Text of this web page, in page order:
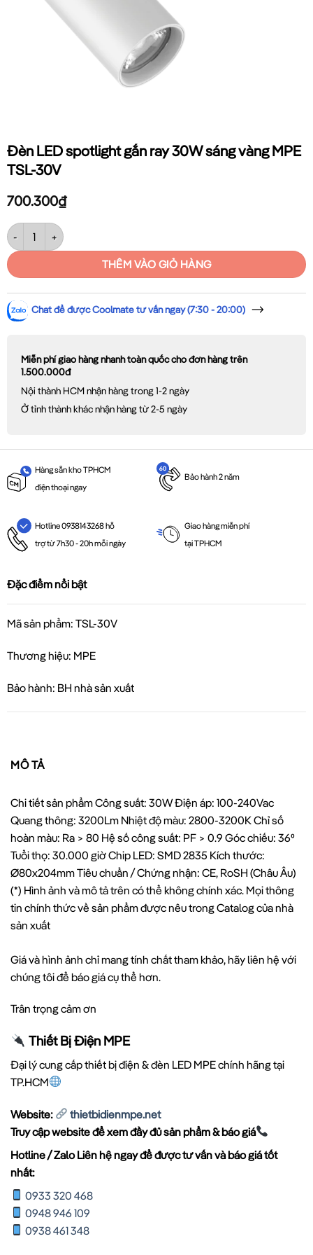
Đèn LED spotlight gắn ray 30W sáng vàng MPE
TSL-30V
700.300₫
Đèn LED spotlight gắn ray 30W sáng vàng MPE TSL-30V số lượng
THÊM VÀO GIỎ HÀNG
Chat để được Coolmate tư vấn ngay (7:30 - 20:00)
Miễn phí giao hàng nhanh toàn quốc cho đơn hàng trên
1.500.000đ
Nội thành HCM nhận hàng trong 1-2 ngày
Ở tỉnh thành khác nhận hàng từ 2-5 ngày
Hàng sẵn kho TPHCM
điện thoại ngay
Bảo hành 2 năm
Hotline 0938143268 hỗ
trợ từ 7h30 - 20h mỗi ngày
Giao hàng miễn phí
tại TPHCM
Đặc điểm nổi bật
Mã sản phẩm: TSL-30V
Thương hiệu: MPE
Bảo hành: BH nhà sản xuất
MÔ TẢ
Chi tiết sản phẩm Công suất: 30W Điện áp: 100-240Vac
Quang thông: 3200Lm Nhiệt độ màu: 2800-3200K Chỉ số
hoàn màu: Ra > 80 Hệ số công suất: PF > 0.9 Góc chiếu: 36⁰
Tuổi thọ: 30.000 giờ Chip LED: SMD 2835 Kích thước:
Ø80x204mm Tiêu chuẩn / Chứng nhận: CE, RoSH (Châu Âu)
(*) Hình ảnh và mô tả trên có thể không chính xác. Mọi thông
tin chính thức về sản phẩm được nêu trong Catalog của nhà
sản xuất
Giá và hình ảnh chỉ mang tính chất tham khảo, hãy liên hệ với
chúng tôi để báo giá cụ thể hơn.
Trân trọng cảm ơn
Thiết Bị Điện MPE
Đại lý cung cấp thiết bị điện & đèn LED MPE chính hãng tại
TP.HCM
Website:
thietbidienmpe.net
Truy cập website để xem đầy đủ sản phẩm & báo giá
Hotline / Zalo Liên hệ ngay để được tư vấn và báo giá tốt
nhất:
0933 320 468
0948 946 109
0938 461 348